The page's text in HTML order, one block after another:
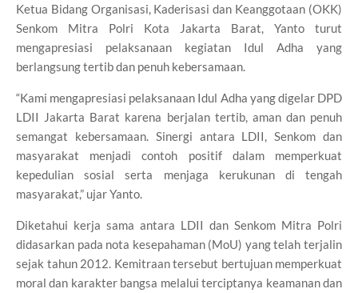
Ketua Bidang Organisasi, Kaderisasi dan Keanggotaan (OKK)
Senkom Mitra Polri Kota Jakarta Barat, Yanto turut
mengapresiasi pelaksanaan kegiatan Idul Adha yang
berlangsung tertib dan penuh kebersamaan.
“Kami mengapresiasi pelaksanaan Idul Adha yang digelar DPD
LDII Jakarta Barat karena berjalan tertib, aman dan penuh
semangat kebersamaan. Sinergi antara LDII, Senkom dan
masyarakat menjadi contoh positif dalam memperkuat
kepedulian sosial serta menjaga kerukunan di tengah
masyarakat,” ujar Yanto.
Diketahui kerja sama antara LDII dan Senkom Mitra Polri
didasarkan pada nota kesepahaman (MoU) yang telah terjalin
sejak tahun 2012. Kemitraan tersebut bertujuan memperkuat
moral dan karakter bangsa melalui terciptanya keamanan dan